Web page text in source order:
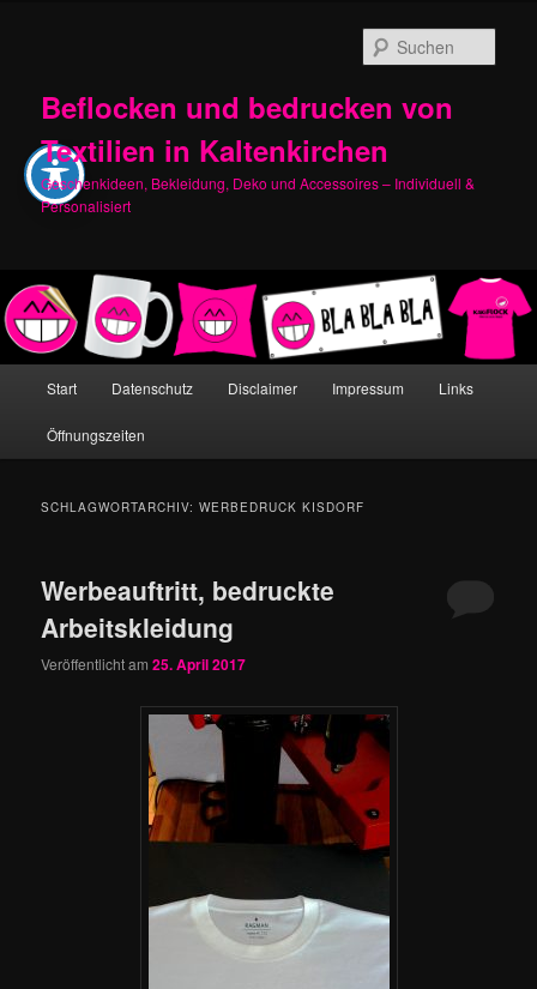
Beflocken und bedrucken von
Textilien in Kaltenkirchen
Geschenkideen, Bekleidung, Deko und Accessoires – Individuell &
Personalisiert
Start Datenschutz Disclaimer Impressum Links
Öffnungszeiten
SCHLAGWORTARCHIV:WERBEDRUCK KISDORF
Werbeauftritt, bedruckte
Arbeitskleidung
Veröffentlicht am25. April 2017